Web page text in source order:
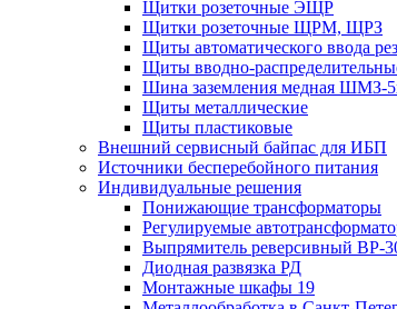
Щитки розеточные ЭЩР
Щитки розеточные ЩРМ, ЩРЗ
Щиты автоматического ввода
Щиты вводно-
Шина заземления медная ШМЗ-
Щиты металлические
Щиты пластиковые
Внешний сервисный байпас для ИБП
Источники бесперебойного питания
Индивидуальные решения
Понижающие трансформаторы
Регулируемые
Выпрямитель реверсивный ВР-
Диодная развязка РД
Монтажные шкафы 19